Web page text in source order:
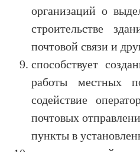
организаций о
строительстве
почтовой связи и
способствует
работы местных
содействие
почтовых
пункты в